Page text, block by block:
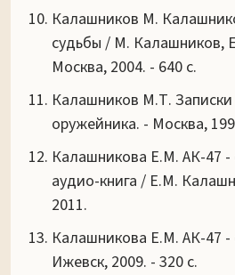
Калашников М.
судьбы / М. Калашников,
Москва, 2004. - 640 с.
Калашников М.Т. Записки
оружейника. - Москва,
Калашникова Е.М. АК-47 -
аудио-книга / Е.М.
2011.
Калашникова Е.М. АК-47 -
Ижевск, 2009. - 320 с.